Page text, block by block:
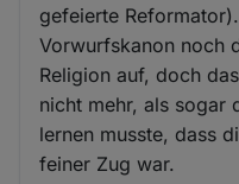
gefeierte
Vorwurfskanon noch
Religion auf, doch
nicht mehr, als sogar
lernen musste, dass
feiner Zug war.